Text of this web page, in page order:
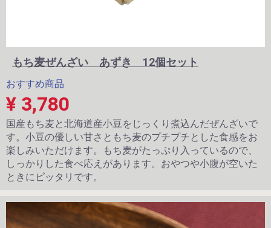
もち麦ぜんざい あずき 12個セット
おすすめ商品
¥ 3,780
国産もち麦と北海道産小豆をじっくり煮込んだぜんざいで
す。小豆の優しい甘さともち麦のプチプチとした食感をお
楽しみいただけます。もち麦がたっぷり入っているので、
しっかりした食べ応えがあります。おやつや小腹が空いた
ときにピッタリです。